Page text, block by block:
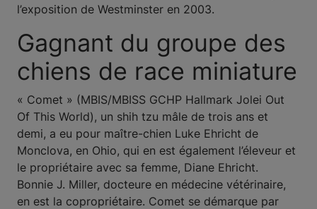
l’exposition de Westminster en 2003.
Gagnant du groupe des
chiens de race miniature
« Comet » (MBIS/MBISS GCHP Hallmark Jolei Out
Of This World), un shih tzu mâle de trois ans et
demi, a eu pour maître-chien Luke Ehricht de
Monclova, en Ohio, qui en est également l’éleveur et
le propriétaire avec sa femme, Diane Ehricht.
Bonnie J. Miller, docteure en médecine vétérinaire,
en est la copropriétaire. Comet se démarque par